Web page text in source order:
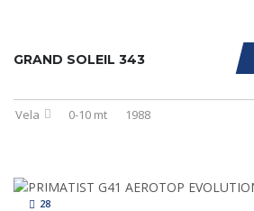
GRAND SOLEIL 343
Vela 0-10 mt 1988
28